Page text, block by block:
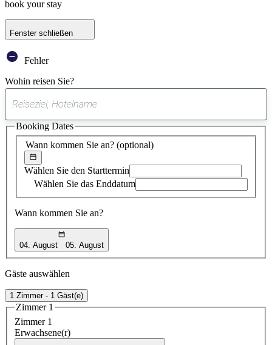
book your stay
Fenster schließen
Fehler
Wohin reisen Sie?
gefundener
Vorschlag
Wann kommen Sie an? (optional)
Wählen Sie den Starttermin
Wählen Sie das Enddatum
Wann kommen Sie an?
04. August 05. August
Booking Dates
Gäste auswählen
1 Zimmer - 1 Gäst(e)
Zimmer 1
Zimmer 1
Erwachsene(r)